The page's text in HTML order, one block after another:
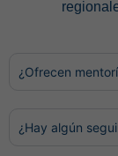
¿Ofrecen
¿Hay algún